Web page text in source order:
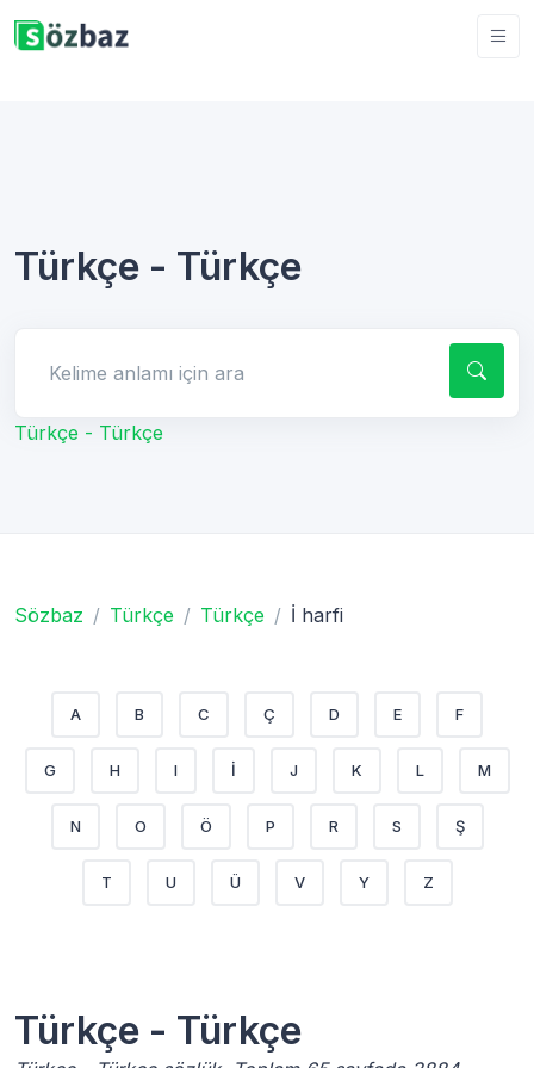
Türkçe - Türkçe
Türkçe - Türkçe
Sözbaz Türkçe Türkçe İ harfi
A B C Ç D E F
G H I İ J K L M
N O Ö P R S Ş
T U Ü V Y Z
Türkçe - Türkçe